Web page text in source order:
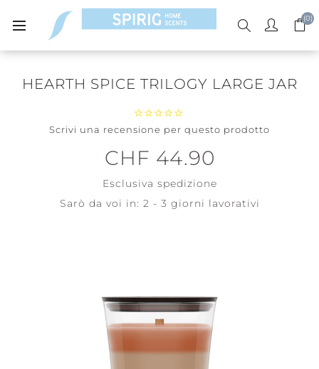
(0)
HEARTH SPICE TRILOGY LARGE JAR
Scrivi una recensione per questo prodotto
CHF 44.90
Esclusiva spedizione
Sarò da voi in: 2 - 3 giorni lavorativi